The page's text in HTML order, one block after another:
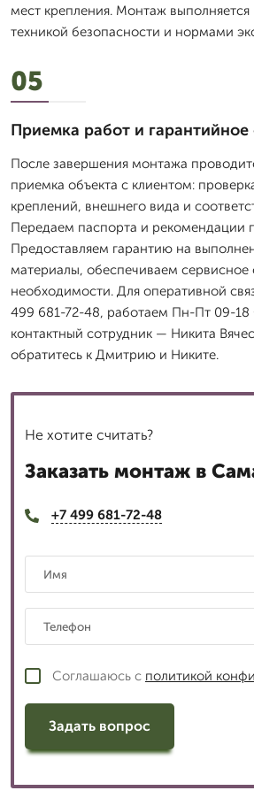
мест крепления. Монтаж выполняется
техникой безопасности и нормами
05
Приемка работ и
После завершения монтажа
приемка объекта с клиентом:
креплений, внешнего вида и
Передаем паспорта и рекомендации
Предоставляем гарантию на
материалы, обеспечиваем
необходимости. Для оперативной
499 681-72-48, работаем Пн-Пт 09-18
контактный сотрудник — Никита
обратитесь к Дмитрию и Никите.
Не хотите считать?
Заказать монтаж в
+7 499 681-72-48
Соглашаюсь с политикой
Задать вопрос